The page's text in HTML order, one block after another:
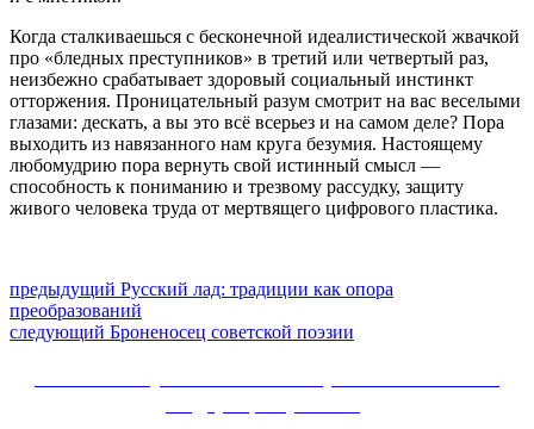
Когда сталкиваешься с бесконечной идеалистической жвачкой
про «бледных преступников» в третий или четвертый раз,
неизбежно срабатывает здоровый социальный инстинкт
отторжения. Проницательный разум смотрит на вас веселыми
глазами: дескать, а вы это всё всерьез и на самом деле? Пора
выходить из навязанного нам круга безумия. Настоящему
любомудрию пора вернуть свой истинный смысл —
способность к пониманию и трезвому рассудку, защиту
живого человека труда от мертвящего цифрового пластика.
Навигация
по
предыдущий Предыдущий
пост:
Русский лад: традиции как опора
преобразований
следующий Следующее
Броненосец советской поэзии